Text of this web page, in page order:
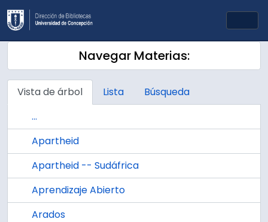
Skip to main content
Navegar Materias:
Vista de árbol Lista
Búsqueda
...
Apartheid
Apartheid -- Sudáfrica
Aprendizaje Abierto
Arados